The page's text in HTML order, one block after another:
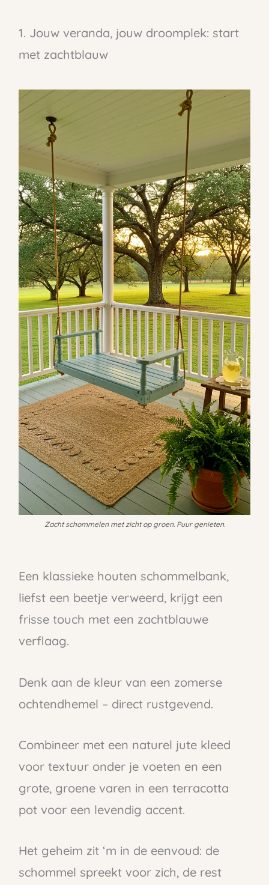
1. Jouw veranda, jouw droomplek: start
met zachtblauw
Zacht schommelen met zicht op groen. Puur genieten.
Een klassieke houten schommelbank,
liefst een beetje verweerd, krijgt een
frisse touch met een zachtblauwe
verflaag.
Denk aan de kleur van een zomerse
ochtendhemel – direct rustgevend.
Combineer met een naturel jute kleed
voor textuur onder je voeten en een
grote, groene varen in een terracotta
pot voor een levendig accent.
Het geheim zit ‘m in de eenvoud: de
schommel spreekt voor zich, de rest